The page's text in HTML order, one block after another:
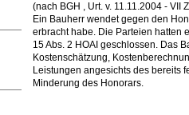
(nach BGH , Urt. v. 11.11.2004 - VII
Ein Bauherr wendet gegen den
erbracht habe. Die Parteien hatten
15 Abs. 2 HOAI geschlossen. Das
Kostenschätzung,
Leistungen angesichts des bereits
Minderung des Honorars.